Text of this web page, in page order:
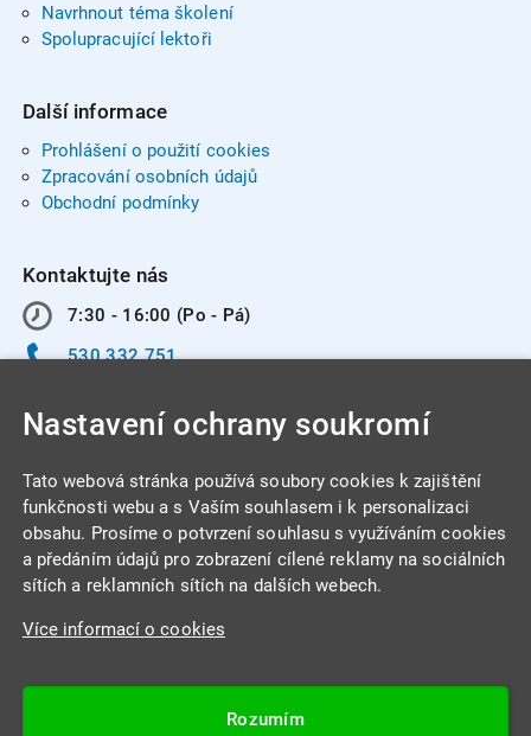
Navrhnout téma školení
Spolupracující lektoři
Další informace
Prohlášení o použití cookies
Zpracování osobních údajů
Obchodní podmínky
Kontaktujte nás
7:30 - 16:00 (Po - Pá)
530 332 751
INTEGRA CENTRUM s.r.o.
Jabloňová 662/7
Datová schránka: 4beca6d
Nastavení ochrany soukromí
Tato webová stránka používá soubory cookies k zajištění
funkčnosti webu a s Vaším souhlasem i k personalizaci
obsahu. Prosíme o potvrzení souhlasu s využíváním cookies
a předáním údajů pro zobrazení cílené reklamy na sociálních
sítích a reklamních sítích na dalších webech.
Více informací o cookies
Rozumím